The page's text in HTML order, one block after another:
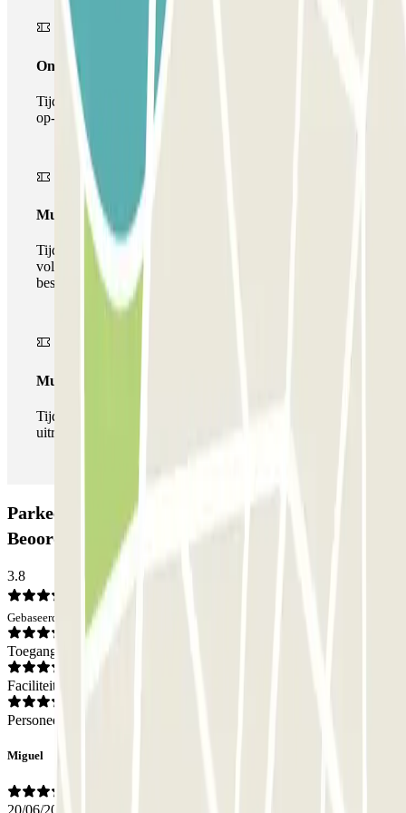
Onepass
Tijdens je verblijf kun je de parkeerplaats maar één keer
op- en afrijden.
Multiparking pass
Tijdens uw verblijf kunt u gebruik maken van het
volledige netwerk van parkeergarages van deze operator,
beschikbaar bij Parclick.
Multipass
Tijdens je verblijf kun je de parkeerplaats zo vaak in- en
uitrijden als je wilt.
Parkeergarage Alberto Aguilera - Oporto:
Beoordelingen
3.8
Gebaseerd op 2 meningen
Toegang
Faciliteiten
Personeel
Miguel
20/06/2026